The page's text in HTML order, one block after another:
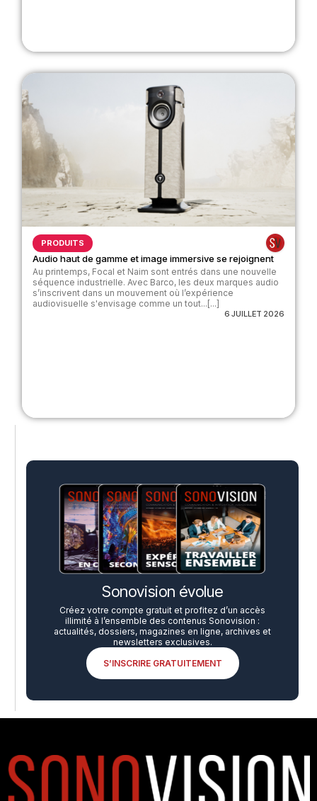
PRODUITS
Audio haut de gamme et image immersive se rejoignent
Au printemps, Focal et Naim sont entrés dans une nouvelle
séquence industrielle. Avec Barco, les deux marques audio
s’inscrivent dans un mouvement où l’expérience
audiovisuelle s'envisage comme un tout...[...]
6 JUILLET 2026
Sonovision évolue
Créez votre compte gratuit et profitez d’un accès
illimité à l’ensemble des contenus Sonovision :
actualités, dossiers, magazines en ligne, archives et
newsletters exclusives.
S’INSCRIRE GRATUITEMENT